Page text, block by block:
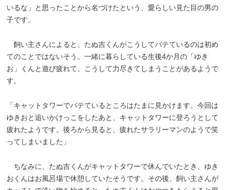
いるな」と思ったことから名づけたという、愛らしい見た目の男の
子です。
飼い主さんによると、たぬ吉くんがこうしてバテているのは初め
てのことではないそう。一緒に暮らしている生後4か月の「ゆき
お」くんと遊び疲れて、こうして力尽きてしまうことがあるようで
す。
「キャットタワーでバテているところはたまに見かけます。今回は
ゆきおと追いかけっこをしたあと、キャットタワーに登ろうとして
疲れたようです。後ろから見ると、疲れたサラリーマンのようで笑
ってしまいました」
ちなみに、たぬ吉くんがキャットタワーで休んでいたとき、ゆき
おくんはお風呂場で休憩していたそうです。その後、飼い主さんが